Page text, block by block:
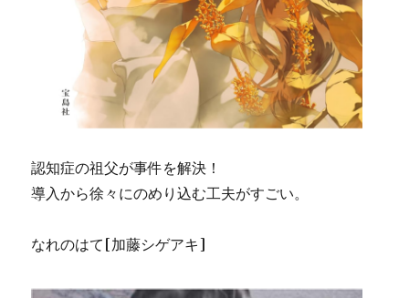
認知症の祖父が事件を解決！
導入から徐々にのめり込む工夫がすごい。
なれのはて[加藤シゲアキ]